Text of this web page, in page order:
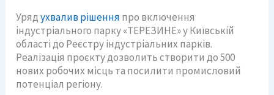
Урядухвалив рішення про включення
індустріального парку «ТЕРЕЗИНЕ» у Київській
області до Реєстру індустріальних парків.
Реалізація проєкту дозволить створити до 500
нових робочих місць та посилити промисловий
потенціал регіону.